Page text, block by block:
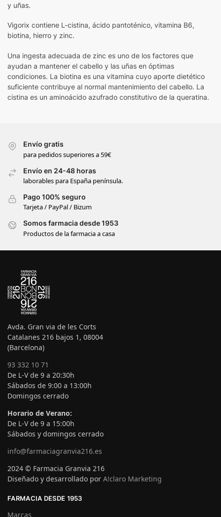
y uñas.
Vigorix contiene L-cistina, ácido pantoténico, vitamina B6,
biotina, hierro y zinc.
Una ingesta adecuada de zinc es uno de los factores que
ayudan a mantener el cabello y las uñas en óptimas
condiciones. La biotina es una vitamina cuyo aporte dietético
suficiente contribuye al normal mantenimiento del cabello. La
cistina es un aminoácido azufrado constitutivo de la queratina.
Envío gratis
para pedidos superiores a 59€
Envío en 24-48 horas
laborables para España península.
Pago 100% seguro
Tarjeta / PayPal / Bizum
Somos farmacia desde 1953
Productos de la farmacia a casa
Avda. Gran via de les Corts
Catalanes 216 bajos 1, 08004
(Barcelona)
93 332 10 71
De L-V de 9 a 20:30h
Sábados de 9:00 a 13:00h
Domingos cerrado
Horario de Verano:
De L-V de 9 a 15:00h
Sábados y domingos cerrado
info@farmaciagranvia216.es
2024 © Farmacia Granvia 216
Diseñado y desarrollado por A!claro Marketing
FARMACIA DESDE 1953
Marcas